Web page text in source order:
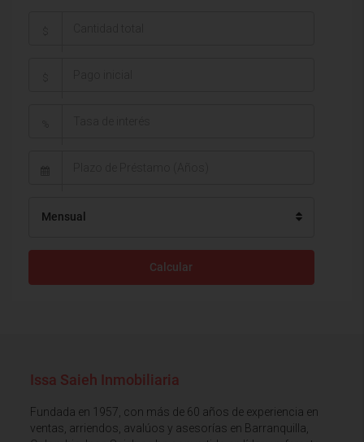
Mensual
Calcular
Issa Saieh Inmobiliaria
Fundada en 1957, con más de 60 años de experiencia en
ventas, arriendos, avalúos y asesorías en Barranquilla,